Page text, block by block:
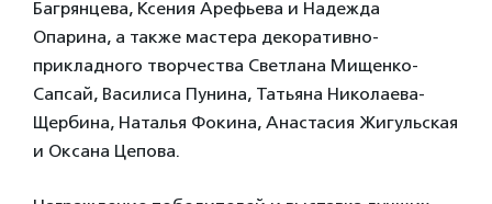
Багрянцева, Ксения Арефьева и Надежда
Опарина, а также мастера декоративно-
прикладного творчества Светлана Мищенко-
Сапсай, Василиса Пунина, Татьяна Николаева-
Щербина, Наталья Фокина, Анастасия Жигульская
и Оксана Цепова.